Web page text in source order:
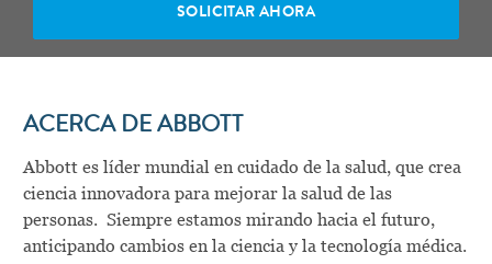
SOLICITAR AHORA
ACERCA DE ABBOTT
Abbott es líder mundial en cuidado de la salud, que crea
ciencia innovadora para mejorar la salud de las
personas. Siempre estamos mirando hacia el futuro,
anticipando cambios en la ciencia y la tecnología médica.